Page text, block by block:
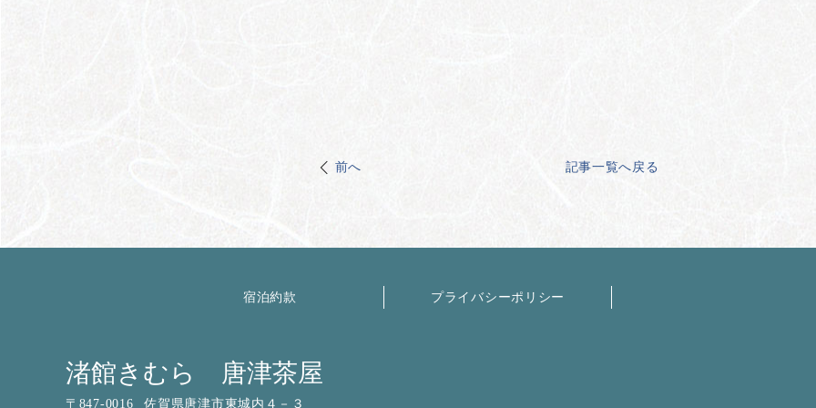
前へ 記事一覧へ戻る
宿泊約款 プライバシーポリシー
渚館きむら 唐津茶屋
〒 847-0016 佐賀県唐津市東城内４－３